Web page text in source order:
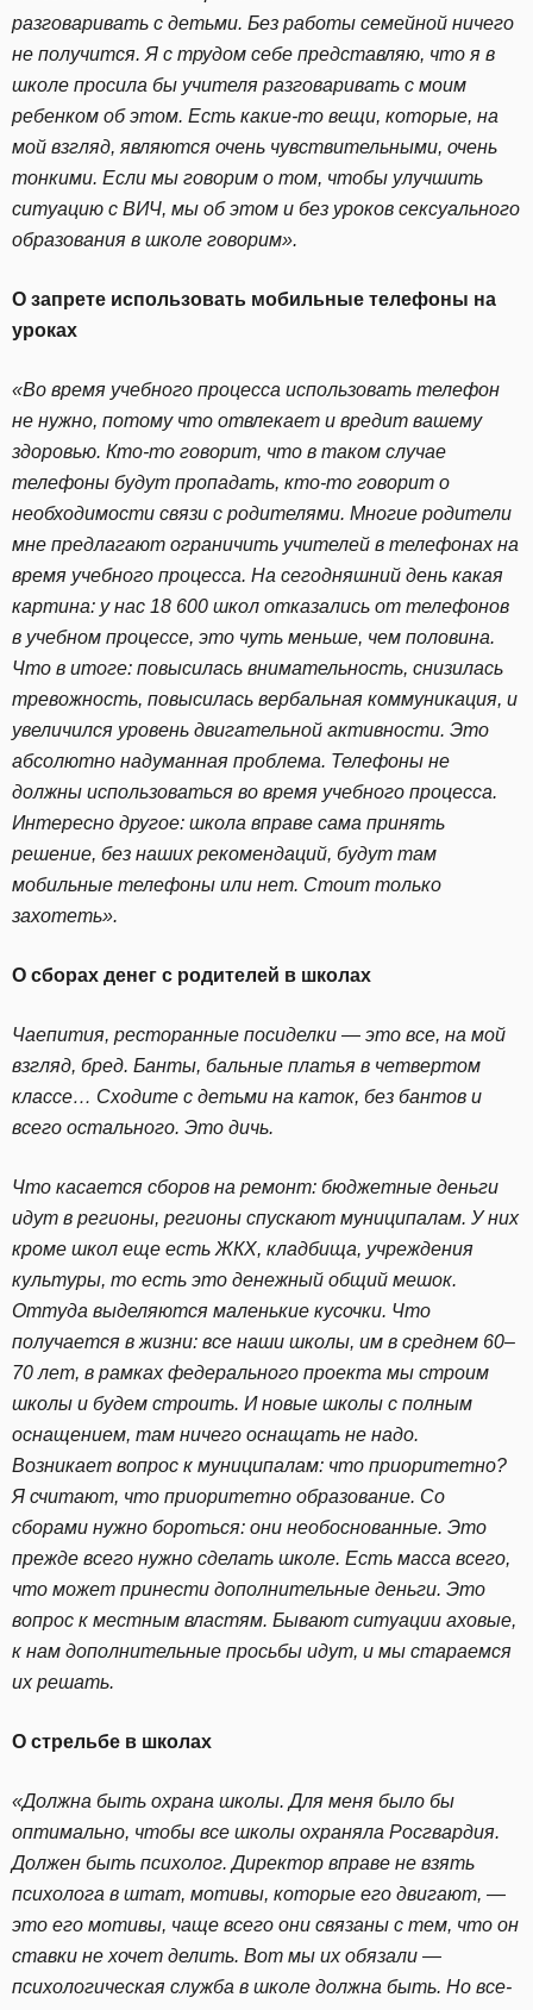
разговаривать с детьми. Без работы семейной ничего
не получится. Я с трудом себе представляю, что я в
школе просила бы учителя разговаривать с моим
ребенком об этом. Есть какие-то вещи, которые, на
мой взгляд, являются очень чувствительными, очень
тонкими. Если мы говорим о том, чтобы улучшить
ситуацию с ВИЧ, мы об этом и без уроков сексуального
образования в школе говорим».
О запрете использовать мобильные телефоны на
уроках
«Во время учебного процесса использовать телефон
не нужно, потому что отвлекает и вредит вашему
здоровью. Кто-то говорит, что в таком случае
телефоны будут пропадать, кто-то говорит о
необходимости связи с родителями. Многие родители
мне предлагают ограничить учителей в телефонах на
время учебного процесса. На сегодняшний день какая
картина: у нас 18 600 школ отказались от телефонов
в учебном процессе, это чуть меньше, чем половина.
Что в итоге: повысилась внимательность, снизилась
тревожность, повысилась вербальная коммуникация, и
увеличился уровень двигательной активности. Это
абсолютно надуманная проблема. Телефоны не
должны использоваться во время учебного процесса.
Интересно другое: школа вправе сама принять
решение, без наших рекомендаций, будут там
мобильные телефоны или нет. Стоит только
захотеть».
О сборах денег с родителей в школах
Чаепития, ресторанные посиделки — это все, на мой
взгляд, бред. Банты, бальные платья в четвертом
классе… Сходите с детьми на каток, без бантов и
всего остального. Это дичь.
Что касается сборов на ремонт: бюджетные деньги
идут в регионы, регионы спускают муниципалам. У них
кроме школ еще есть ЖКХ, кладбища, учреждения
культуры, то есть это денежный общий мешок.
Оттуда выделяются маленькие кусочки. Что
получается в жизни: все наши школы, им в среднем 60–
70 лет, в рамках федерального проекта мы строим
школы и будем строить. И новые школы с полным
оснащением, там ничего оснащать не надо.
Возникает вопрос к муниципалам: что приоритетно?
Я считают, что приоритетно образование. Со
сборами нужно бороться: они необоснованные. Это
прежде всего нужно сделать школе. Есть масса всего,
что может принести дополнительные деньги. Это
вопрос к местным властям. Бывают ситуации аховые,
к нам дополнительные просьбы идут, и мы стараемся
их решать.
О стрельбе в школах
«Должна быть охрана школы. Для меня было бы
оптимально, чтобы все школы охраняла Росгвардия.
Должен быть психолог. Директор вправе не взять
психолога в штат, мотивы, которые его двигают, —
это его мотивы, чаще всего они связаны с тем, что он
ставки не хочет делить. Вот мы их обязали —
психологическая служба в школе должна быть. Но все-